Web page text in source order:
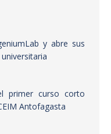
y abre sus
primer curso corto
Antofagasta